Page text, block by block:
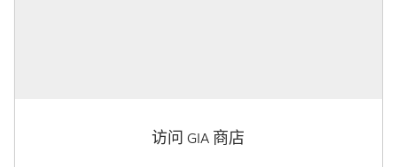
访问 GIA 商店